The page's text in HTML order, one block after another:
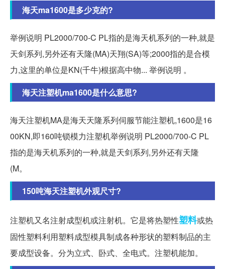
海天ma1600是多少克的?
举例说明 PL2000/700-C PL指的是海天机系列的一种,就是
天剑系列,另外还有天隆(MA)天翔(SA)等;2000指的是合模
力,这里的单位是KN(千牛)根据高中物... 举例说明 。
海天注塑机ma1600是什么意思?
海天注塑机MA是海天天隆系列伺服节能注塑机,1600是16
00KN,即160吨锁模力注塑机举例说明 PL2000/700-C PL
指的是海天机系列的一种,就是天剑系列,另外还有天隆
(M。
150吨海天注塑机外观尺寸?
注塑机又名注射成型机或注射机。它是将热塑性塑料或热
固性塑料利用塑料成型模具制成各种形状的塑料制品的主
要成型设备。分为立式、卧式、全电式。注塑机能加。